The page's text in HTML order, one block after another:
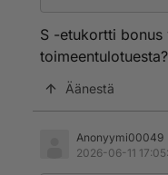
S -etukortti bonus
toimeentulotuesta?
Äänestä
Anonyymi00049
2026-06-11